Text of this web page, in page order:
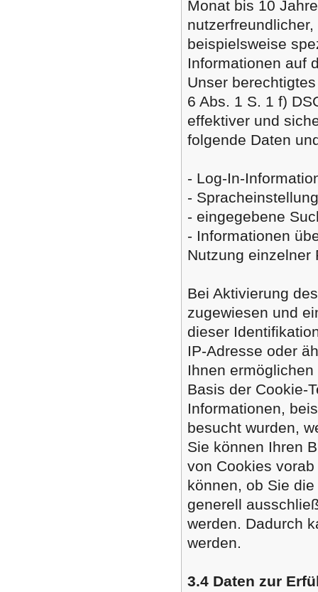
Monat bis 10
beispielsweise
Informationen auf
Unser
6 Abs. 1 S. 1 f)
effektiver und
folgende Daten
- Log-In-
-
- eingegebene
- Informationen
Nutzung einzelner
Bei Aktivierung
zugewiesen und
dieser
IP-Adresse oder
Ihnen
Basis der Cookie-
Informationen,
besucht wurden,
Sie können Ihren
von Cookies
können, ob Sie
generell
werden. Dadurch
werden.
3.4 Daten zur